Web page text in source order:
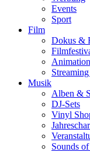
Events
Sport
Film
Dokus &
Musik
Alben &
DJ-Sets
Vinyl
Sounds